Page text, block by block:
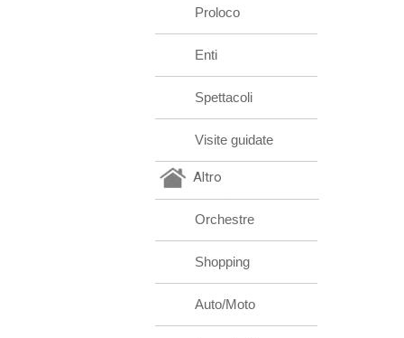
Proloco
Enti
Spettacoli
Visite guidate
Altro
Orchestre
Shopping
Auto/Moto